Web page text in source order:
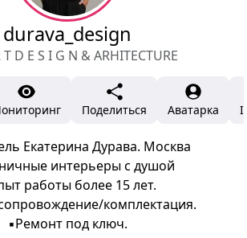
durava_design
T D E S I G N & ARHITECTURE
Поделиться Аватарка
Екатерина Дурава. Москва
интерьеры с душой
работы более 15 лет.
комплектация.
▪️Ремонт под ключ.